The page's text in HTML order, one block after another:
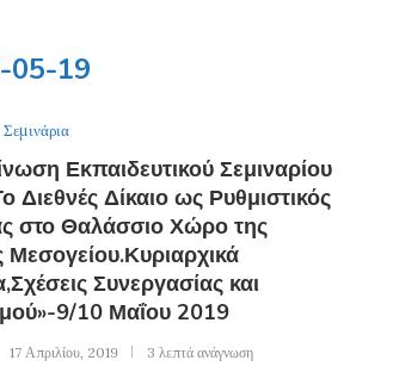
05-19
Σεμινάρια
Εκπαιδευτικού Σεμιναρίου
Διεθνές Δίκαιο ως Ρυθμιστικός
στο Θαλάσσιο Χώρο της
Μεσογείου.Κυριαρχικά
Συνεργασίας και
9/10 Μαΐου 2019
17 Απριλίου, 2019 3 λεπτά ανάγνωση